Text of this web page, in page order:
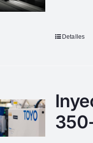
Detalles